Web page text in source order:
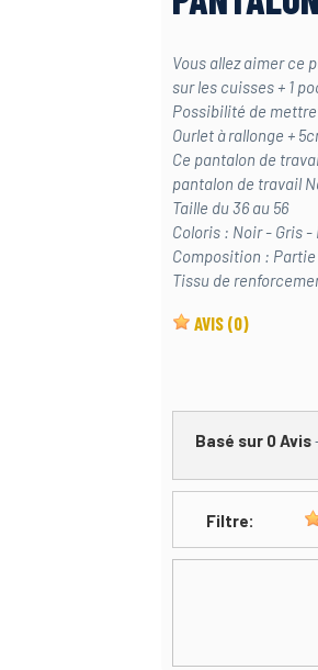
Vous allez aimer ce
sur les cuisses + 1
Possibilité de
Ourlet à rallonge +
Ce pantalon de
pantalon de travail
Taille du 36 au 56
Coloris : Noir - Gris -
Composition :
Tissu de
AVIS (0)
Basé sur 0Avis
Filtre: